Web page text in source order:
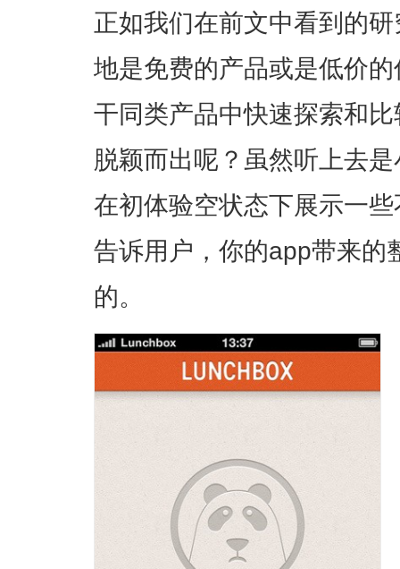
正如我们在前文中看到的
地是免费的产品或是低价
干同类产品中快速探索和
脱颖而出呢？虽然听上去
在初体验空状态下展示一
告诉用户，你的app带来的
的。